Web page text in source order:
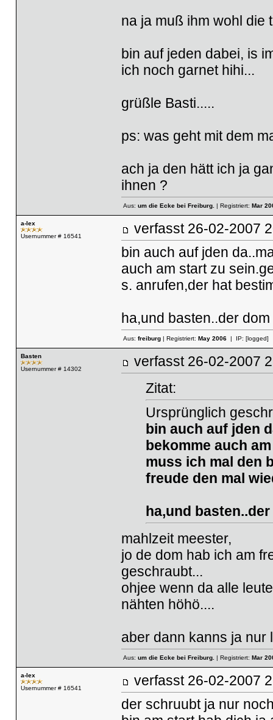
na ja muß ihm wohl die
bin auf jeden dabei, is
ich noch garnet hihi...
grüßle Basti.....
ps: was geht mit dem
ach ja den hätt ich ja
ihnen ?
Aus: um die Ecke bei Freiburg. | Registriert: Mar
a-lex
Usernummer # 16541
verfasst 26-02-
bin auch auf jden
auch am start zu
s. anrufen,der hat
ha,und basten..der
Aus: freiburg| Registriert: May 2006| IP: [logged]
Basten
Usernummer # 14302
verfasst 26-02-
Zitat:
Ursprünglich
bin auch auf jden
bekomme auch
muss ich mal den
freude den mal
ha,und
mahlzeit meester,
jo de dom hab ich am
geschraubt...
ohjee wenn da alle
nähten höhö....
aber dann kanns ja nur
Aus: um die Ecke bei Freiburg. | Registriert: Mar
a-lex
Usernummer # 16541
verfasst 26-02-
der schruubt ja nur